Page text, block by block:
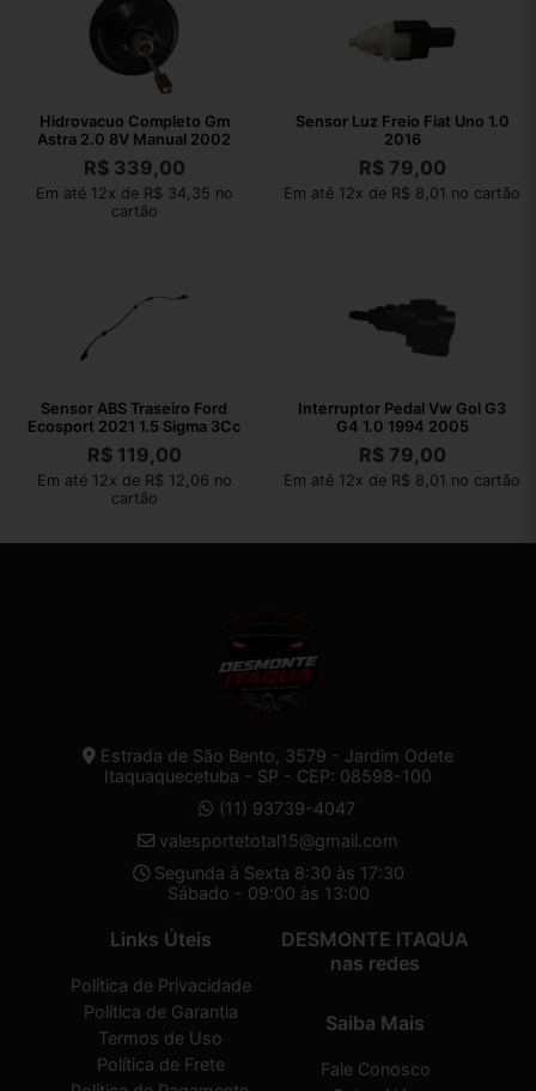
Hidrovacuo Completo Gm
Astra 2.0 8V Manual 2002
R$339,00
Em até 12x de R$ 34,35 no
cartão
Sensor Luz Freio Fiat Uno 1.0
2016
R$79,00
Em até 12x de R$ 8,01 no cartão
Sensor ABS Traseiro Ford
Ecosport 2021 1.5 Sigma 3Cc
R$119,00
Em até 12x de R$ 12,06 no
cartão
Interruptor Pedal Vw Gol G3
G4 1.0 1994 2005
R$79,00
Em até 12x de R$ 8,01 no cartão
Estrada de São Bento, 3579 - Jardim Odete
Itaquaquecetuba - SP - CEP: 08598-100
(11) 93739-4047
valesportetotal15@gmail.com
Segunda à Sexta 8:30 às 17:30
Sábado - 09:00 às 13:00
Links Úteis
Política de Privacidade
Política de Garantia
Termos de Uso
Política de Frete
DESMONTE ITAQUA
nas redes
Saiba Mais
Fale Conosco